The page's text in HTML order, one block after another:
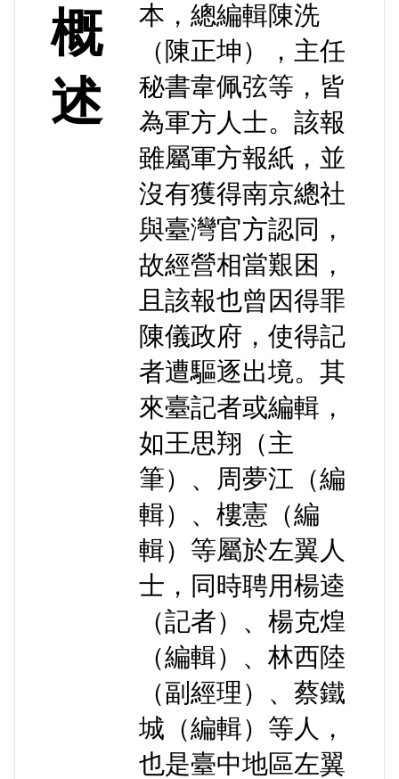
概
述
本，總編輯陳洗
（陳正坤），主任
秘書韋佩弦等，皆
為軍方人士。該報
雖屬軍方報紙，並
沒有獲得南京總社
與臺灣官方認同，
故經營相當艱困，
且該報也曾因得罪
陳儀政府，使得記
者遭驅逐出境。其
來臺記者或編輯，
如王思翔（主
筆）、周夢江（編
輯）、樓憲（編
輯）等屬於左翼人
士，同時聘用楊逵
（記者）、楊克煌
（編輯）、林西陸
（副經理）、蔡鐵
城（編輯）等人，
也是臺中地區左翼